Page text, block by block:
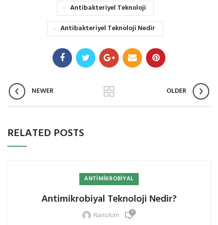
Antibakteriyel Teknoloji
Antibakteriyel Teknoloji Nedir
NEWER OLDER
RELATED POSTS
ANTIMIKROBIYAL
Antimikrobiyal Teknoloji Nedir?
Nanokim 0